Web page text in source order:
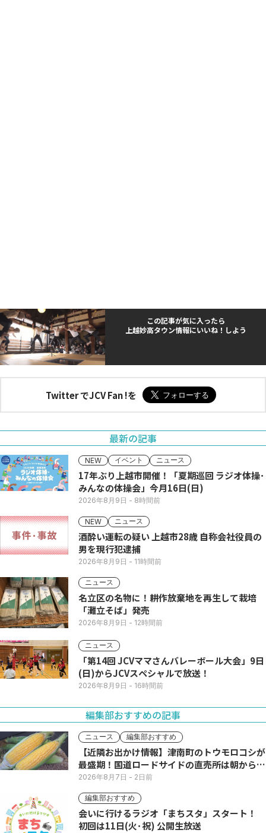
この記事が気に入ったら
上越妙高タウン情報にいいね！しよう
Twitter でJCV Fan !を
最新の記事
NEW イベント ニュース
17年ぶり上越市開催！「夏期巡回 ラジオ体操･
みんなの体操会」今月16日(日)
2026年8月9日 - 8時間前
NEW ニュース
酒酔い運転の疑い 上越市28歳 自称会社役員の
男を現行犯逮捕
2026年8月9日 - 11時間前
ニュース
名立区の名物に！耕作放棄地を再生して栽培
「灘立そば」発売
2026年8月9日 - 12時間前
ニュース
「第14回 JCVママさんバレーボール大会」9日
(日)からJCVスペシャルで放送！
2026年8月9日 - 16時間前
編集部おすすめの記事
ニュース 編集部おすすめ
【近隣お出かけ情報】津南町のトウモロコシが
最盛期！国道ロードサイドの直売所は朝から長
い列
2026年8月7日 - 2日前
編集部おすすめ
会いに行けるラジオ「まちスタ」スタート！
初回は11日(火･祝) 公開生放送